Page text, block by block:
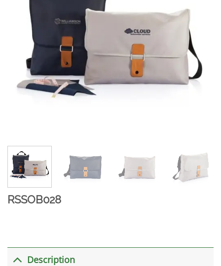
RSSOB028
Description